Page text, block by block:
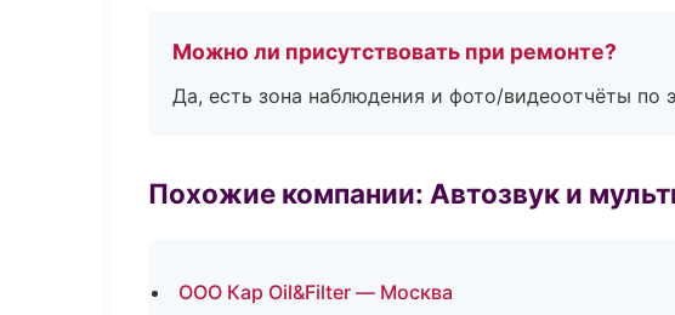
Можно ли присутствовать при ремонте?
Да, есть зона наблюдения и фото/видеоотчёты по
Похожие компании: Автозвук и
ООО Кар Oil&Filter — Москва